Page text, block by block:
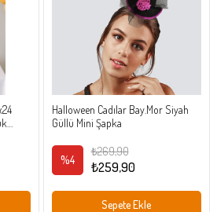
Halloween Cadılar Bay.Mor Siyah
Güllü Mini Şapka
%4 ₺259,90
₺269,90
Sepete Ekle